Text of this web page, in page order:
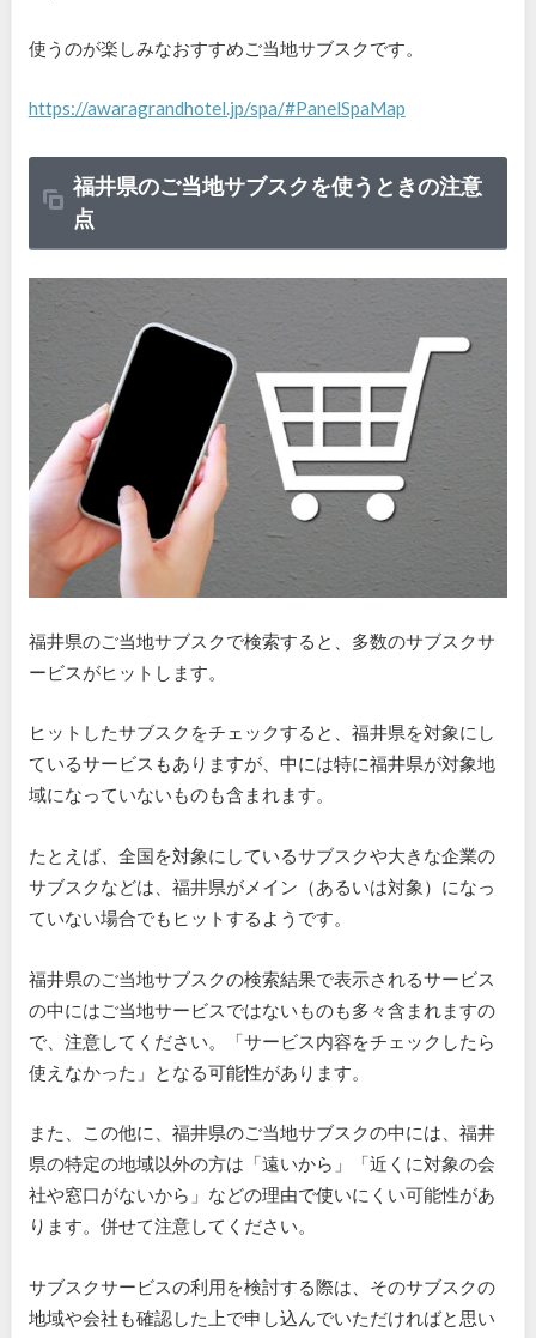
使うのが楽しみなおすすめご当地サブスクです。
https://awaragrandhotel.jp/spa/#PanelSpaMap
福井県のご当地サブスクを使うときの注意
点
福井県のご当地サブスクで検索すると、多数のサブスクサ
ービスがヒットします。
ヒットしたサブスクをチェックすると、福井県を対象にし
ているサービスもありますが、中には特に福井県が対象地
域になっていないものも含まれます。
たとえば、全国を対象にしているサブスクや大きな企業の
サブスクなどは、福井県がメイン（あるいは対象）になっ
ていない場合でもヒットするようです。
福井県のご当地サブスクの検索結果で表示されるサービス
の中にはご当地サービスではないものも多々含まれますの
で、注意してください。「サービス内容をチェックしたら
使えなかった」となる可能性があります。
また、この他に、福井県のご当地サブスクの中には、福井
県の特定の地域以外の方は「遠いから」「近くに対象の会
社や窓口がないから」などの理由で使いにくい可能性があ
ります。併せて注意してください。
サブスクサービスの利用を検討する際は、そのサブスクの
地域や会社も確認した上で申し込んでいただければと思い